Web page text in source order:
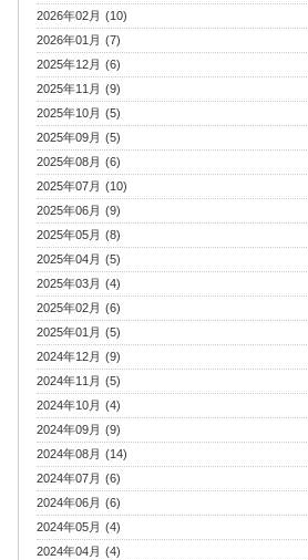
2026年02月 (10)
2026年01月 (7)
2025年12月 (6)
2025年11月 (9)
2025年10月 (5)
2025年09月 (5)
2025年08月 (6)
2025年07月 (10)
2025年06月 (9)
2025年05月 (8)
2025年04月 (5)
2025年03月 (4)
2025年02月 (6)
2025年01月 (5)
2024年12月 (9)
2024年11月 (5)
2024年10月 (4)
2024年09月 (9)
2024年08月 (14)
2024年07月 (6)
2024年06月 (6)
2024年05月 (4)
2024年04月 (4)